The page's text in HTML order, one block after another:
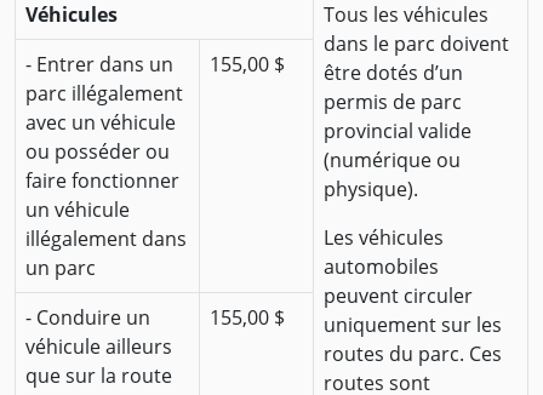
Véhicules
Tous les véhicules
dans le parc doivent
être dotés d’un
permis de parc
provincial valide
(numérique ou
physique).
Les véhicules
automobiles
peuvent circuler
uniquement sur les
routes du parc. Ces
routes sont
- Entrer dans un
parc illégalement
avec un véhicule
ou posséder ou
faire fonctionner
un véhicule
illégalement dans
un parc
155,00 $
- Conduire un
véhicule ailleurs
que sur la route
155,00 $